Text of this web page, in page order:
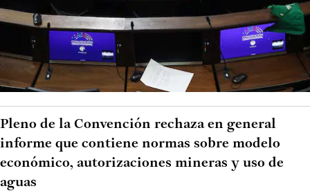
Pleno de la Convención rechaza en general
informe que contiene normas sobre modelo
económico, autorizaciones mineras y uso de
aguas